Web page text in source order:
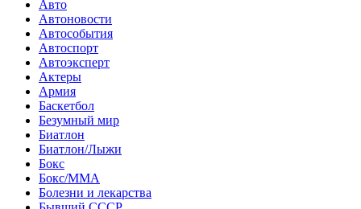
Авто
Автоновости
Автособытия
Автоспорт
Автоэксперт
Актеры
Армия
Баскетбол
Безумный мир
Биатлон
Биатлон/Лыжи
Бокс
Бокс/MMA
Болезни и лекарства